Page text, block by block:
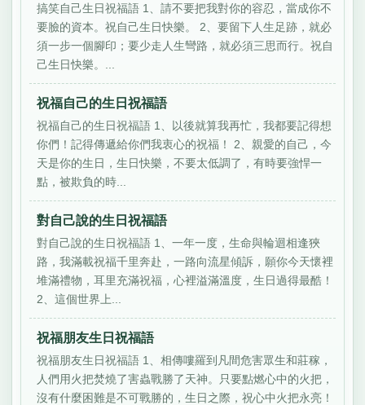
搞笑自己生日祝福語 1、請不要把我對你的容忍，當成你不
要臉的資本。祝自己生日快樂。 2、要留下人生足跡，就必
須一步一個腳印；要少走人生彎路，就必須三思而行。祝自
己生日快樂。...
祝福自己的生日祝福語
祝福自己的生日祝福語 1、以後就算我再忙，我都要記得想
你們！記得傳遞給你們我衷心的祝福！ 2、親愛的自己，今
天是你的生日，生日快樂，不要太低調了，有時要強悍一
點，被欺負的時...
對自己說的生日祝福語
對自己說的生日祝福語 1、一年一度，生命與輪迴相逢狹
路，我滿載祝福千里奔赴，一路向流星傾訴，願你今天懷裡
堆滿禮物，耳里充滿祝福，心裡溢滿溫度，生日過得最酷！
2、這個世界上...
祝福朋友生日祝福語
祝福朋友生日祝福語 1、相傳嘍羅到凡間危害眾生和莊稼，
人們用火把焚燒了害蟲戰勝了天神。只要點燃心中的火把，
沒有什麼困難是不可戰勝的，生日之際，祝心中火把永亮！